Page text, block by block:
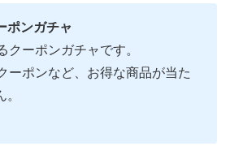
ポンガチャ
クーポンガチャです。
ーポンなど、お得な商品が当た